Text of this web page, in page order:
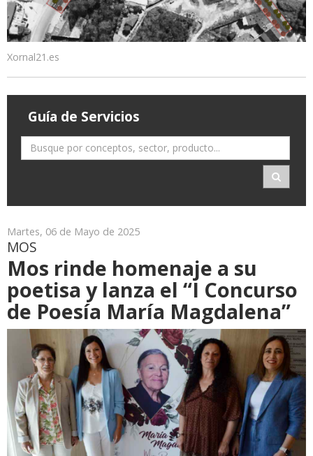
Xornal21.es
Guía de Servicios
Martes, 06 de Mayo de 2025
MOS
Mos rinde homenaje a su
poetisa y lanza el “I Concurso
de Poesía María Magdalena”